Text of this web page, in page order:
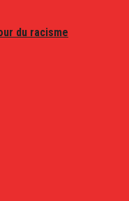
du racisme